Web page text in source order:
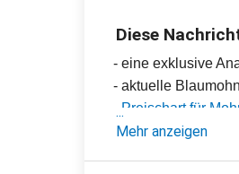
Diese
- eine exklusive
- aktuelle
Preischart für
-Preischart für
Mehr anzeigen